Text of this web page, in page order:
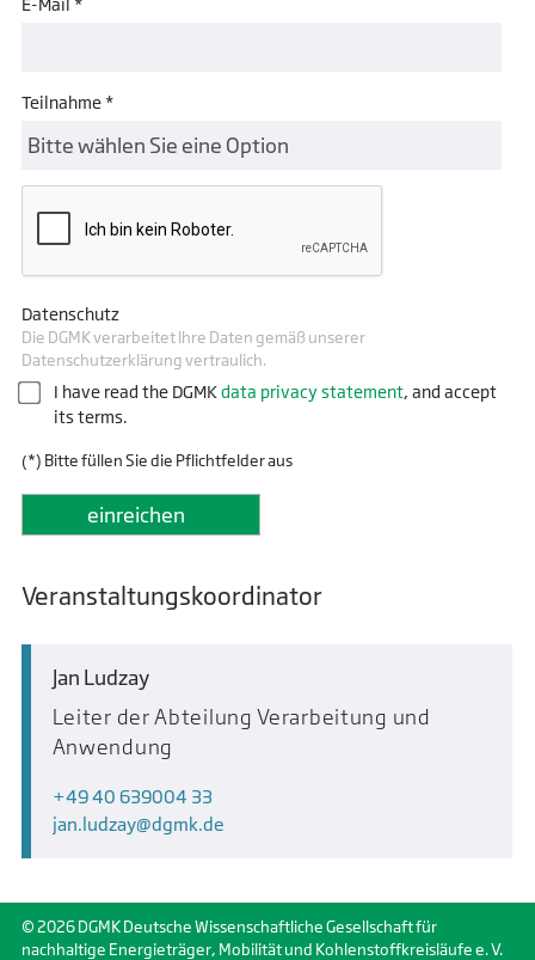
Teilnahme *
Datenschutz
Die DGMK verarbeitet Ihre Daten gemäß unserer
Datenschutzerklärung vertraulich.
I have read the DGMKdata privacy statement, and accept
its terms.
(*) Bitte füllen Sie die Pflichtfelder aus
Veranstaltungskoordinator
Jan Ludzay
Leiter der Abteilung Verarbeitung und
Anwendung
+49 40 639004 33
jan.ludzay
dgmk.de
© 2026 DGMK Deutsche Wissenschaftliche Gesellschaft für
nachhaltige Energieträger, Mobilität und Kohlenstoffkreisläufe e. V.